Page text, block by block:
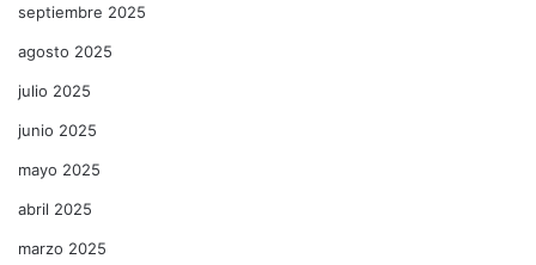
septiembre 2025
agosto 2025
julio 2025
junio 2025
mayo 2025
abril 2025
marzo 2025